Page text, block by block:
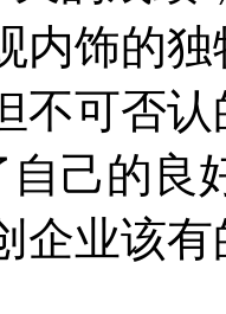
内饰的
不可否
自己的
企业该